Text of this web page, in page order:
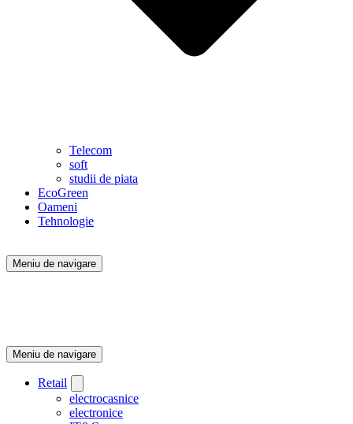
Telecom
soft
studii de piata
EcoGreen
Oameni
Tehnologie
Meniu de navigare
Meniu de navigare
Retail
electrocasnice
electronice